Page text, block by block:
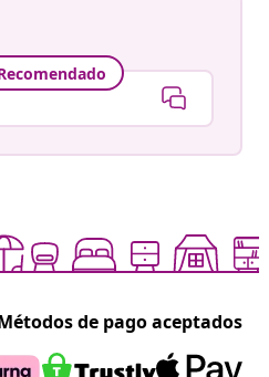
de pago aceptados